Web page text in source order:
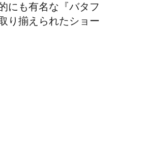
にも有名な『バタフ
り揃えられたショー